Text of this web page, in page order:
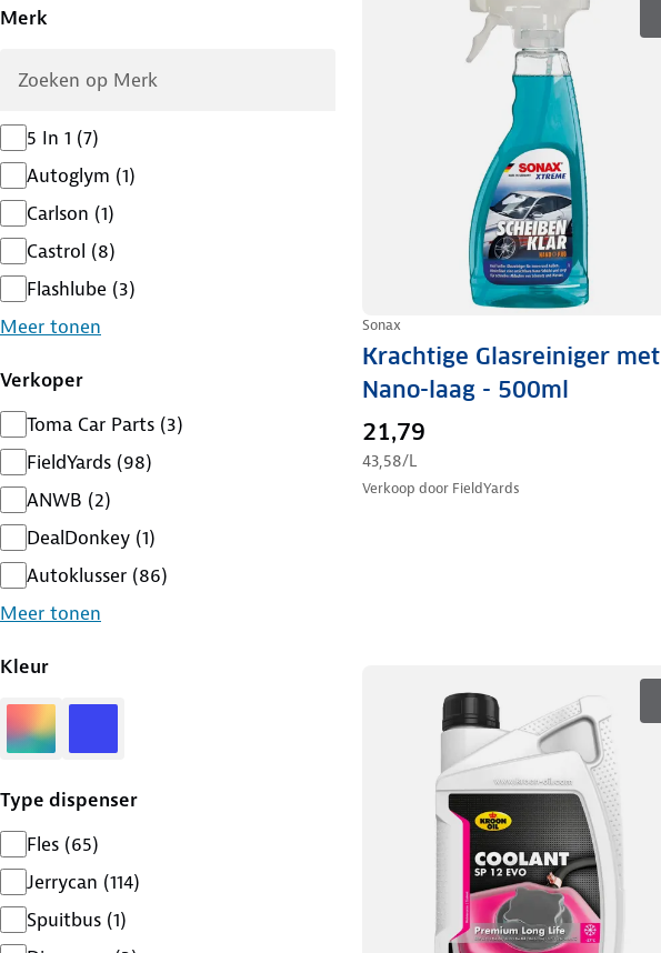
Merk
5 In 1 (7)
Autoglym (1)
Carlson (1)
Castrol (8)
Flashlube (3)
Meer tonen
Verkoper
Toma Car Parts (3)
FieldYards (98)
ANWB (2)
DealDonkey (1)
Autoklusser (86)
Meer tonen
Kleur
Diversen
Type dispenser
Fles (65)
Jerrycan (114)
Spuitbus (1)
Sonax
Krachtige Glasreiniger met
Nano-laag - 500ml
21,79
43,58/L
Verkoop door FieldYards